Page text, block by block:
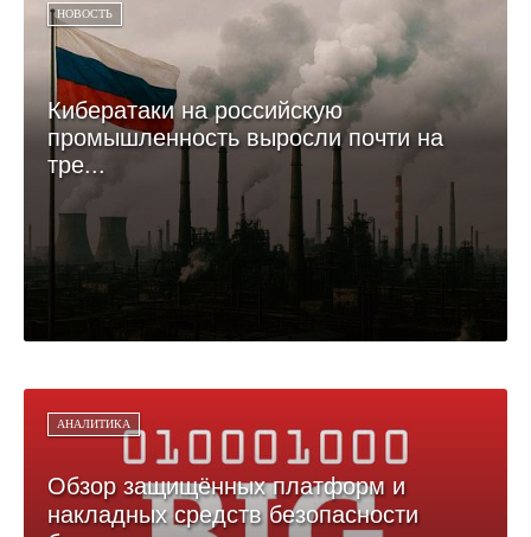
НОВОСТЬ
Кибератаки на российскую
промышленность выросли почти на
тре...
АНАЛИТИКА
Обзор защищённых платформ и
накладных средств безопасности